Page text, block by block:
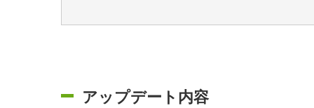
アップデート内容